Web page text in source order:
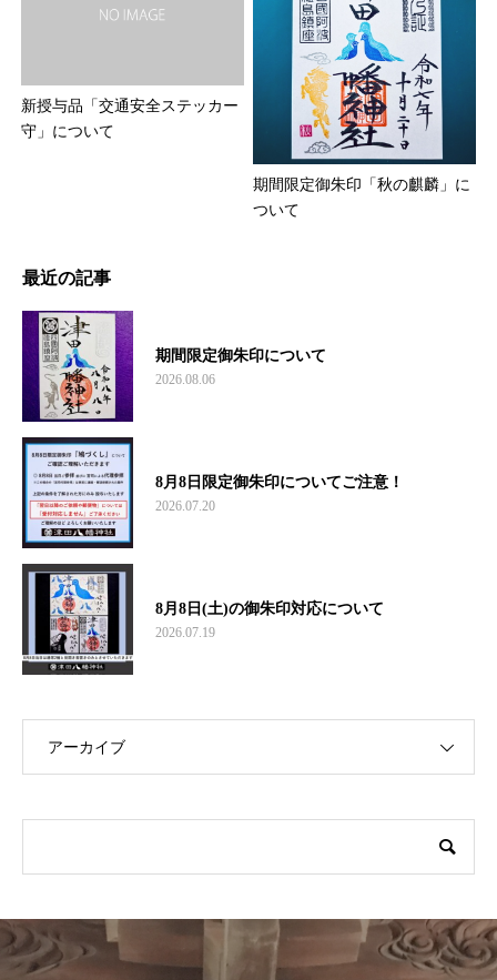
新授与品「交通安全ステッカー
守」について
期間限定御朱印「秋の麒麟」に
ついて
最近の記事
期間限定御朱印について
2026.08.06
8月8日限定御朱印についてご注意！
2026.07.20
8月8日(土)の御朱印対応について
2026.07.19
アーカイブ